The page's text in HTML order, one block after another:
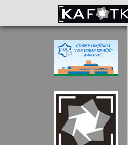
Skoči na glavni sadržaj